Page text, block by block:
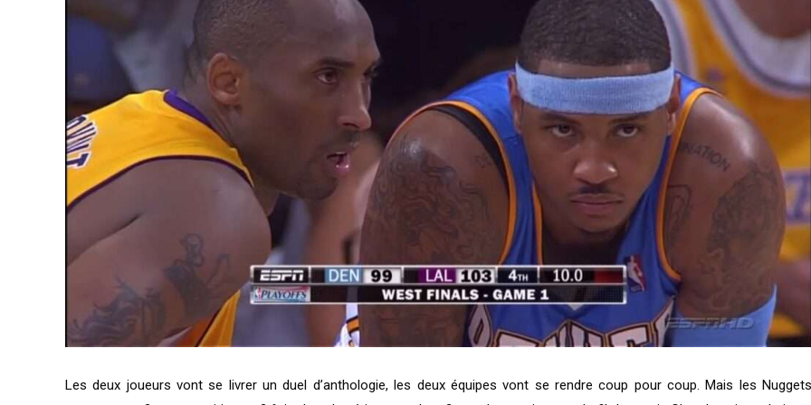
Les deux joueurs vont se livrer un duel d’anthologie, les deux équipes vont se rendre coup pour coup. Mais les Nuggets